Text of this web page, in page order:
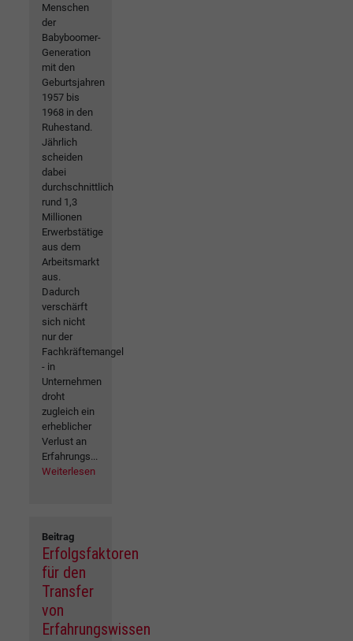
Menschen
der
Babyboomer-
Generation
mit den
Geburtsjahren
1957 bis
1968 in den
Ruhestand.
Jährlich
scheiden
dabei
durchschnittlich
rund 1,3
Millionen
Erwerbstätige
aus dem
Arbeitsmarkt
aus.
Dadurch
verschärft
sich nicht
nur der
Fachkräftemangel
- in
Unternehmen
droht
zugleich ein
erheblicher
Verlust an
Erfahrungs...
Weiterlesen
Beitrag
Erfolgsfaktoren
für den
Transfer
von
Erfahrungswissen